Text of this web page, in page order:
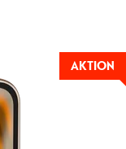
AKTION